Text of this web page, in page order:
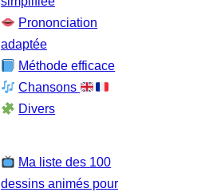
Prononciation
adaptée
Méthode efficace
Chansons
Divers
Ma liste des 100
dessins animés pour